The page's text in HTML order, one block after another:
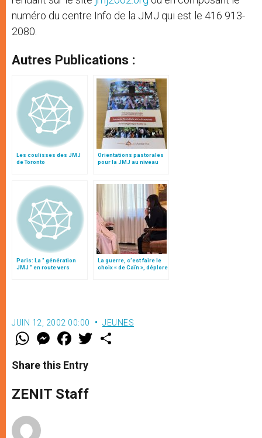
numéro du centre Info de la JMJ qui est le 416 913-
2080.
Autres Publications :
Les coulisses des JMJ
de Toronto
Orientations pastorales
pour la JMJ au niveau
local (texte intégral)
Paris: La " génération
JMJ " en route vers
La guerre, c’est faire le
choix « de Caïn », déplore
JUIN 12, 2002 00:00 JEUNES
W
t
s
p
p
M
e
s
e
g
e
F
a
e
b
o
k
w
Share this Entry
ZENIT Staff